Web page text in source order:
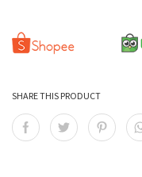
SHARE THIS PRODUCT